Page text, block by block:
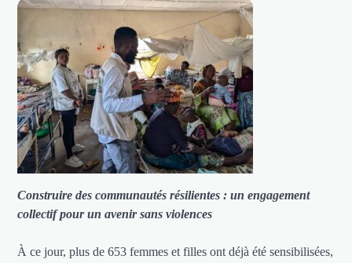
Construire des communautés résilientes : un engagement
collectif pour un avenir sans violences
À ce jour, plus de 653 femmes et filles ont déjà été sensibilisées,